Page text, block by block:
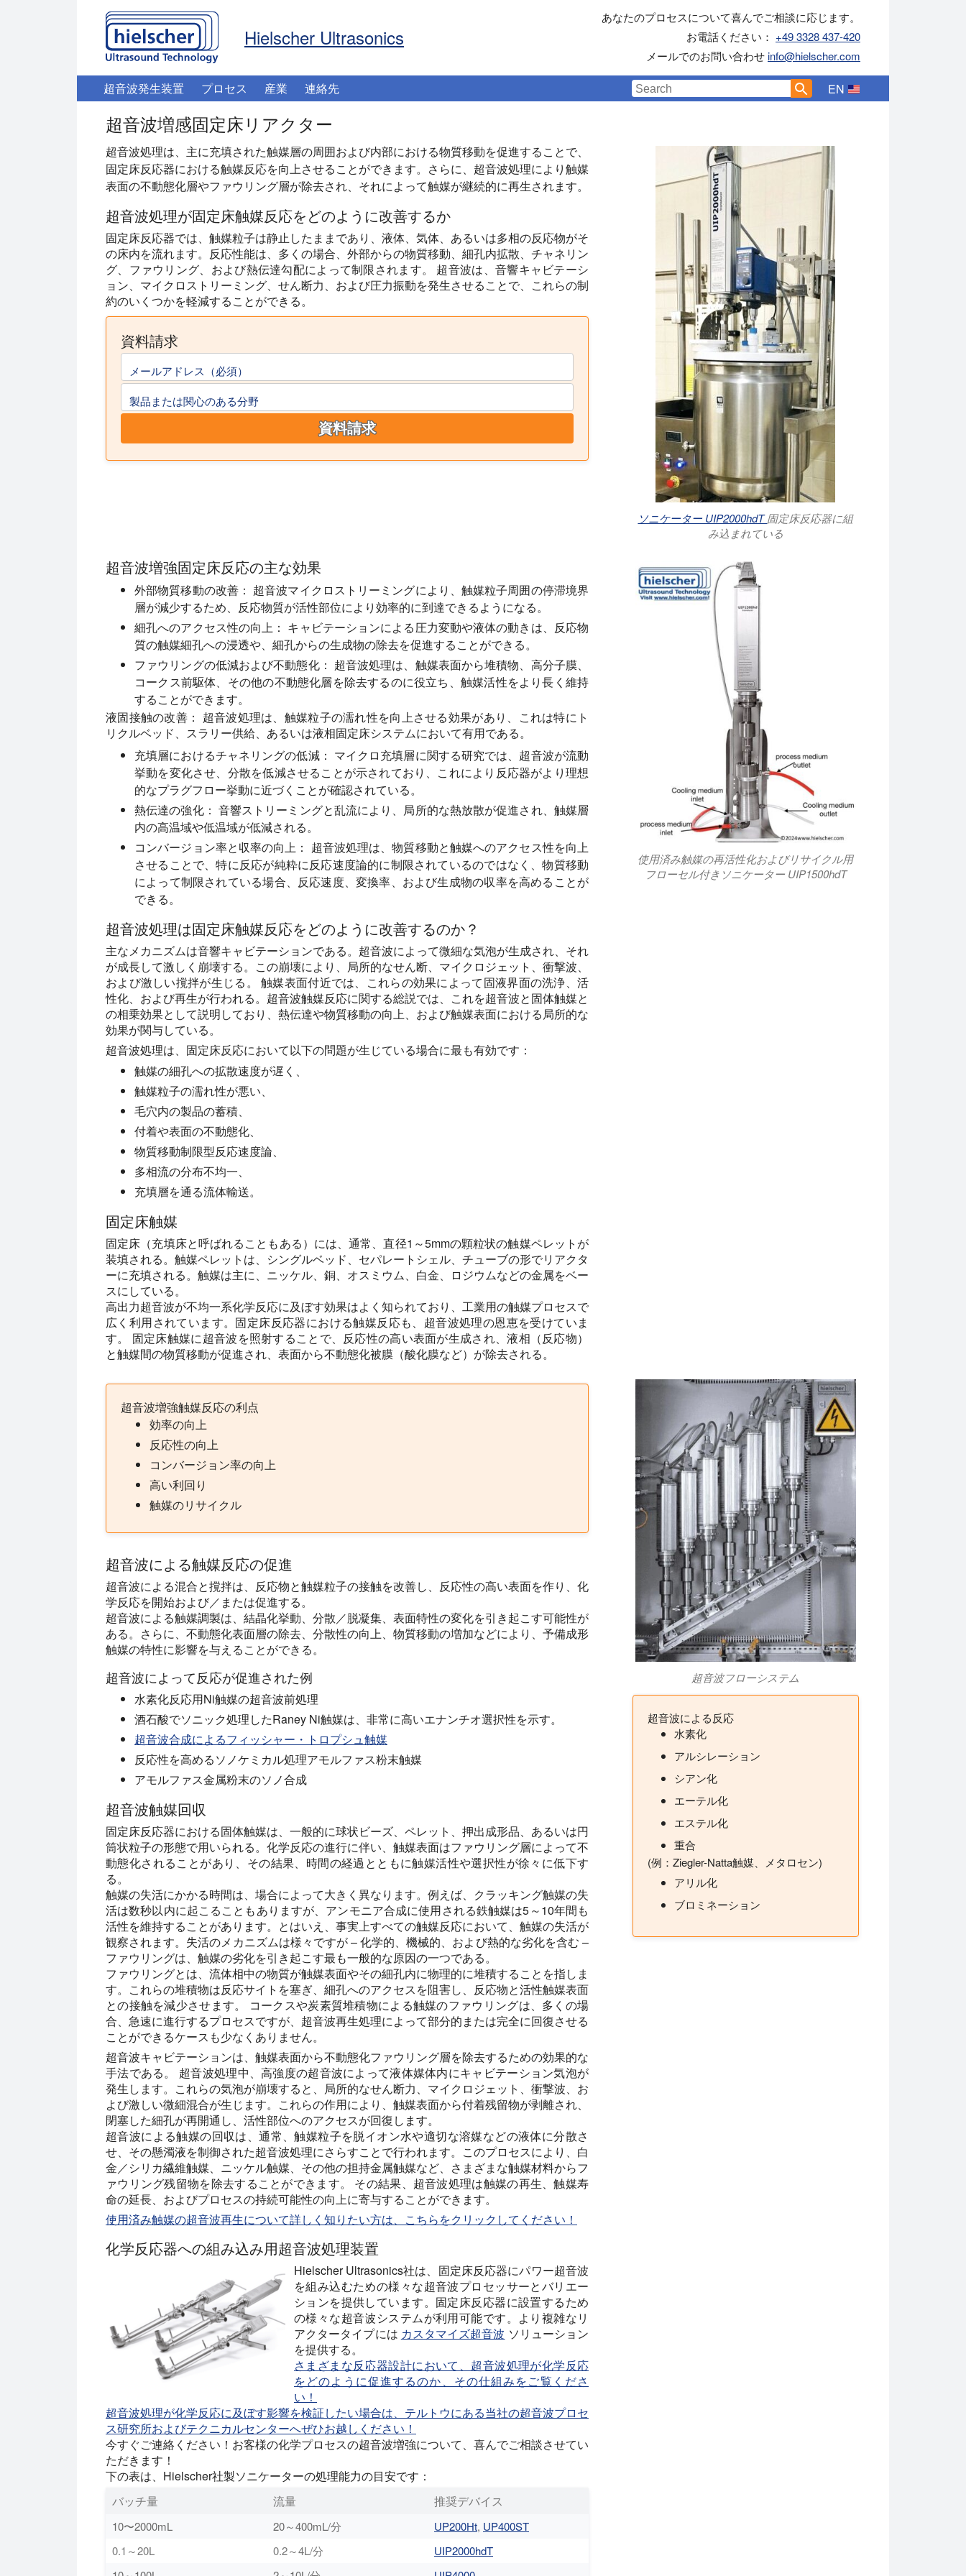
Hielscher Ultrasonics
あなたのプロセスについて喜んでご相談に応じます。
お電話ください： +49 3328 437-420
メールでのお問い合わせinfo@hielscher.com
超音波発生装置 プロセス 産業 連絡先 EN
超音波増感固定床リアクター
超音波処理は、主に充填された触媒層の周囲および内部における物質移動を促進することで、
固定床反応器における触媒反応を向上させることができます。さらに、超音波処理により触媒
表面の不動態化層やファウリング層が除去され、それによって触媒が継続的に再生されます。
超音波処理が固定床触媒反応をどのように改善するか
固定床反応器では、触媒粒子は静止したままであり、液体、気体、あるいは多相の反応物がそ
の床内を流れます。反応性能は、多くの場合、外部からの物質移動、細孔内拡散、チャネリン
グ、ファウリング、および熱伝達勾配によって制限されます。 超音波は、音響キャビテーシ
ョン、マイクロストリーミング、せん断力、および圧力振動を発生させることで、これらの制
約のいくつかを軽減することができる。
資料請求
メールアドレス（必須）
製品または関心のある分野
資料請求
ソニケーター UIP2000hdT固定床反応器に組
み込まれている
超音波増強固定床反応の主な効果
外部物質移動の改善： 超音波マイクロストリーミングにより、触媒粒子周囲の停滞境界
層が減少するため、反応物質が活性部位により効率的に到達できるようになる。
細孔へのアクセス性の向上： キャビテーションによる圧力変動や液体の動きは、反応物
質の触媒細孔への浸透や、細孔からの生成物の除去を促進することができる。
ファウリングの低減および不動態化： 超音波処理は、触媒表面から堆積物、高分子膜、
コークス前駆体、その他の不動態化層を除去するのに役立ち、触媒活性をより長く維持
することができます。
液固接触の改善： 超音波処理は、触媒粒子の濡れ性を向上させる効果があり、これは特にト
リクルベッド、スラリー供給、あるいは液相固定床システムにおいて有用である。
充填層におけるチャネリングの低減： マイクロ充填層に関する研究では、超音波が流動
挙動を変化させ、分散を低減させることが示されており、これにより反応器がより理想
的なプラグフロー挙動に近づくことが確認されている。
熱伝達の強化： 音響ストリーミングと乱流により、局所的な熱放散が促進され、触媒層
内の高温域や低温域が低減される。
コンバージョン率と収率の向上： 超音波処理は、物質移動と触媒へのアクセス性を向上
させることで、特に反応が純粋に反応速度論的に制限されているのではなく、物質移動
によって制限されている場合、反応速度、変換率、および生成物の収率を高めることが
できる。
超音波処理は固定床触媒反応をどのように改善するのか？
主なメカニズムは音響キャビテーションである。超音波によって微細な気泡が生成され、それ
が成長して激しく崩壊する。この崩壊により、局所的なせん断、マイクロジェット、衝撃波、
および激しい撹拌が生じる。 触媒表面付近では、これらの効果によって固液界面の洗浄、活
性化、および再生が行われる。超音波触媒反応に関する総説では、これを超音波と固体触媒と
の相乗効果として説明しており、熱伝達や物質移動の向上、および触媒表面における局所的な
効果が関与している。
超音波処理は、固定床反応において以下の問題が生じている場合に最も有効です：
触媒の細孔への拡散速度が遅く、
触媒粒子の濡れ性が悪い、
毛穴内の製品の蓄積、
付着や表面の不動態化、
物質移動制限型反応速度論、
多相流の分布不均一、
充填層を通る流体輸送。
固定床触媒
固定床（充填床と呼ばれることもある）には、通常、直径1～5mmの顆粒状の触媒ペレットが
装填される。触媒ペレットは、シングルベッド、セパレートシェル、チューブの形でリアクタ
ーに充填される。触媒は主に、ニッケル、銅、オスミウム、白金、ロジウムなどの金属をベー
スにしている。
高出力超音波が不均一系化学反応に及ぼす効果はよく知られており、工業用の触媒プロセスで
広く利用されています。固定床反応器における触媒反応も、超音波処理の恩恵を受けていま
す。 固定床触媒に超音波を照射することで、反応性の高い表面が生成され、液相（反応物）
と触媒間の物質移動が促進され、表面から不動態化被膜（酸化膜など）が除去される。
使用済み触媒の再活性化およびリサイクル用
フローセル付きソニケーター UIP1500hdT
超音波増強触媒反応の利点
効率の向上
反応性の向上
コンバージョン率の向上
高い利回り
触媒のリサイクル
超音波による触媒反応の促進
超音波による混合と撹拌は、反応物と触媒粒子の接触を改善し、反応性の高い表面を作り、化
学反応を開始および／または促進する。
超音波による触媒調製は、結晶化挙動、分散／脱凝集、表面特性の変化を引き起こす可能性が
ある。さらに、不動態化表面層の除去、分散性の向上、物質移動の増加などにより、予備成形
触媒の特性に影響を与えることができる。
超音波によって反応が促進された例
水素化反応用Ni触媒の超音波前処理
酒石酸でソニック処理したRaney Ni触媒は、非常に高いエナンチオ選択性を示す。
超音波合成によるフィッシャー・トロプシュ触媒
反応性を高めるソノケミカル処理アモルファス粉末触媒
アモルファス金属粉末のソノ合成
超音波触媒回収
固定床反応器における固体触媒は、一般的に球状ビーズ、ペレット、押出成形品、あるいは円
筒状粒子の形態で用いられる。化学反応の進行に伴い、触媒表面はファウリング層によって不
動態化されることがあり、その結果、時間の経過とともに触媒活性や選択性が徐々に低下す
る。
触媒の失活にかかる時間は、場合によって大きく異なります。例えば、クラッキング触媒の失
活は数秒以内に起こることもありますが、アンモニア合成に使用される鉄触媒は5～10年間も
活性を維持することがあります。とはいえ、事実上すべての触媒反応において、触媒の失活が
観察されます。失活のメカニズムは様々ですが – 化学的、機械的、および熱的な劣化を含む –
ファウリングは、触媒の劣化を引き起こす最も一般的な原因の一つである。
ファウリングとは、流体相中の物質が触媒表面やその細孔内に物理的に堆積することを指しま
す。これらの堆積物は反応サイトを塞ぎ、細孔へのアクセスを阻害し、反応物と活性触媒表面
との接触を減少させます。 コークスや炭素質堆積物による触媒のファウリングは、多くの場
合、急速に進行するプロセスですが、超音波再生処理によって部分的または完全に回復させる
ことができるケースも少なくありません。
超音波キャビテーションは、触媒表面から不動態化ファウリング層を除去するための効果的な
手法である。 超音波処理中、高強度の超音波によって液体媒体内にキャビテーション気泡が
発生します。これらの気泡が崩壊すると、局所的なせん断力、マイクロジェット、衝撃波、お
よび激しい微細混合が生じます。これらの作用により、触媒表面から付着残留物が剥離され、
閉塞した細孔が再開通し、活性部位へのアクセスが回復します。
超音波による触媒の回収は、通常、触媒粒子を脱イオン水や適切な溶媒などの液体に分散さ
せ、その懸濁液を制御された超音波処理にさらすことで行われます。このプロセスにより、白
金／シリカ繊維触媒、ニッケル触媒、その他の担持金属触媒など、さまざまな触媒材料からフ
ァウリング残留物を除去することができます。 その結果、超音波処理は触媒の再生、触媒寿
命の延長、およびプロセスの持続可能性の向上に寄与することができます。
使用済み触媒の超音波再生について詳しく知りたい方は、こちらをクリックしてください！
化学反応器への組み込み用超音波処理装置
Hielscher Ultrasonics社は、固定床反応器にパワー超音波
を組み込むための様々な超音波プロセッサーとバリエー
ションを提供しています。固定床反応器に設置するため
の様々な超音波システムが利用可能です。より複雑なリ
アクタータイプには カスタマイズ超音波 ソリューション
を提供する。
さまざまな反応器設計において、超音波処理が化学反応
をどのように促進するのか、その仕組みをご覧くださ
い！
超音波処理が化学反応に及ぼす影響を検証したい場合は、テルトウにある当社の超音波プロセ
ス研究所およびテクニカルセンターへぜひお越しください！
今すぐご連絡ください！お客様の化学プロセスの超音波増強について、喜んでご相談させてい
ただきます！
下の表は、Hielscher社製ソニケーターの処理能力の目安です：
バッチ量
流量 推奨デバイス
10〜2000mL 20～400mL/分 UP200Ht, UP400ST
0.1～20L
0.2～4L/分
UIP2000hdT
超音波フローシステム
超音波による反応
水素化
アルシレーション
シアン化
エーテル化
エステル化
重合
(例：Ziegler-Natta触媒、メタロセン)
アリル化
ブロミネーション